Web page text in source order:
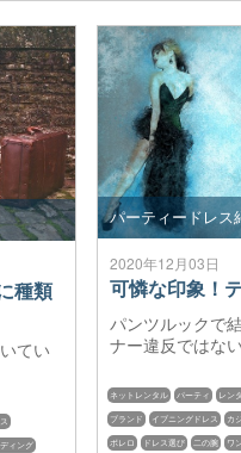
種類
てい
ィング
パーティードレス
2020年12月03日
可憐な印象！
パンツルックで
ナー違反では
ネットレンタル パーティ レン
ブランド イブニングドレス カ
ボレロ ドレス選び 二の腕 ワ